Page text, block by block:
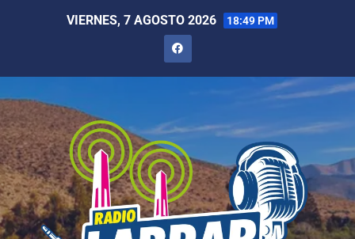
VIERNES, 7 AGOSTO 2026 18:49 PM